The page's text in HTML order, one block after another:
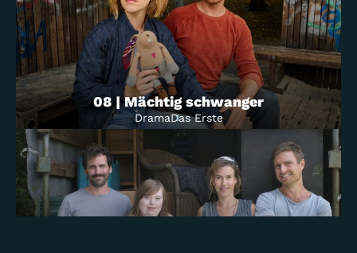
08 | Mächtig schwanger
DramaDas Erste